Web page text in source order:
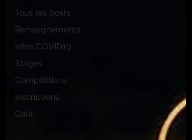
Tous les posts
Renseignements
Infos COVID19
Stages
Compétitions
Inscriptions
Gala